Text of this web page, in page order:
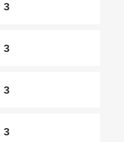
3
3
3
3